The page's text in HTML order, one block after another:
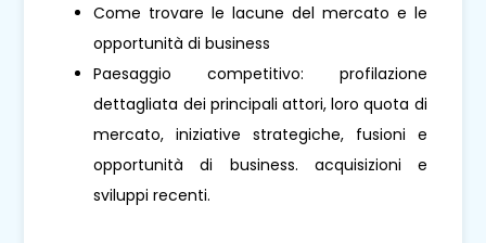
Come trovare le lacune del mercato e le
opportunità di business
Paesaggio competitivo: profilazione
dettagliata dei principali attori, loro quota di
mercato, iniziative strategiche, fusioni e
opportunità di business. acquisizioni e
sviluppi recenti.